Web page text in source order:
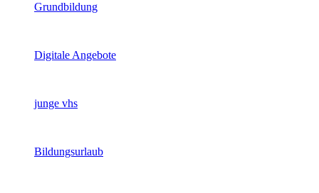
Grundbildung
Digitale Angebote
junge vhs
Bildungsurlaub